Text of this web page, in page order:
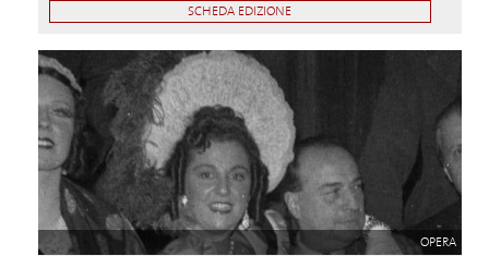
SCHEDA EDIZIONE
OPERA